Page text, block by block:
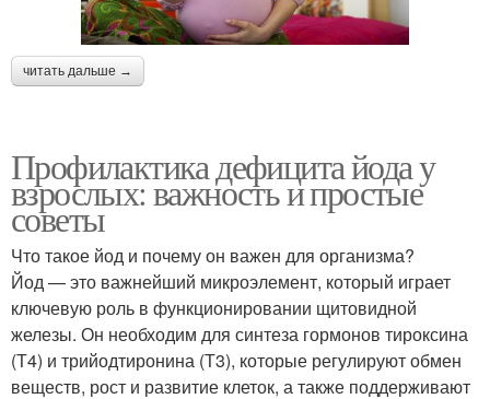
читать дальше →
Профилактика дефицита йода у
взрослых: важность и простые
советы
Что такое йод и почему он важен для организма?
Йод — это важнейший микроэлемент, который играет
ключевую роль в функционировании щитовидной
железы. Он необходим для синтеза гормонов тироксина
(Т4) и трийодтиронина (Т3), которые регулируют обмен
веществ, рост и развитие клеток, а также поддерживают